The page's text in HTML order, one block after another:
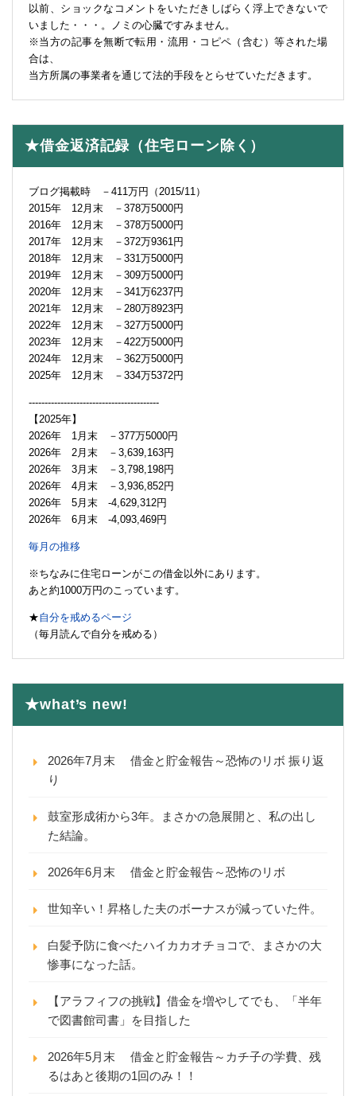
以前、ショックなコメントをいただきしばらく浮上できないで
いました・・・。ノミの心臓ですみません。
※当方の記事を無断で転用・流用・コピペ（含む）等された場
合は、
当方所属の事業者を通じて法的手段をとらせていただきます。
★借金返済記録（住宅ローン除く）
ブログ掲載時 －411万円（2015/11）
2015年 12月末 －378万5000円
2016年 12月末 －378万5000円
2017年 12月末 －372万9361円
2018年 12月末 －331万5000円
2019年 12月末 －309万5000円
2020年 12月末 －341万6237円
2021年 12月末 －280万8923円
2022年 12月末 －327万5000円
2023年 12月末 －422万5000円
2024年 12月末 －362万5000円
2025年 12月末 －334万5372円
-----------------------------------------
【2025年】
2026年 1月末 －377万5000円
2026年 2月末 －3,639,163円
2026年 3月末 －3,798,198円
2026年 4月末 －3,936,852円
2026年 5月末 -4,629,312円
2026年 6月末 -4,093,469円
毎月の推移
※ちなみに住宅ローンがこの借金以外にあります。
あと約1000万円のこっています。
★自分を戒めるページ
（毎月読んで自分を戒める）
★what’s new!
2026年7月末 借金と貯金報告～恐怖のリボ 振り返
り
鼓室形成術から3年。まさかの急展開と、私の出し
た結論。
2026年6月末 借金と貯金報告～恐怖のリボ
世知辛い！昇格した夫のボーナスが減っていた件。
白髪予防に食べたハイカカオチョコで、まさかの大
惨事になった話。
【アラフィフの挑戦】借金を増やしてでも、「半年
で図書館司書」を目指した
2026年5月末 借金と貯金報告～カチ子の学費、残
るはあと後期の1回のみ！！